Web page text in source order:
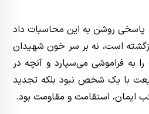
ایران پاسخی روشن به این محاسبات داد
است، نه بر سر خون شهیدان
به فراموشی می‌سپارد و آنچه در
با یک شخص نبود بلکه تجدید
ایمان، استقامت و مقاومت بود.